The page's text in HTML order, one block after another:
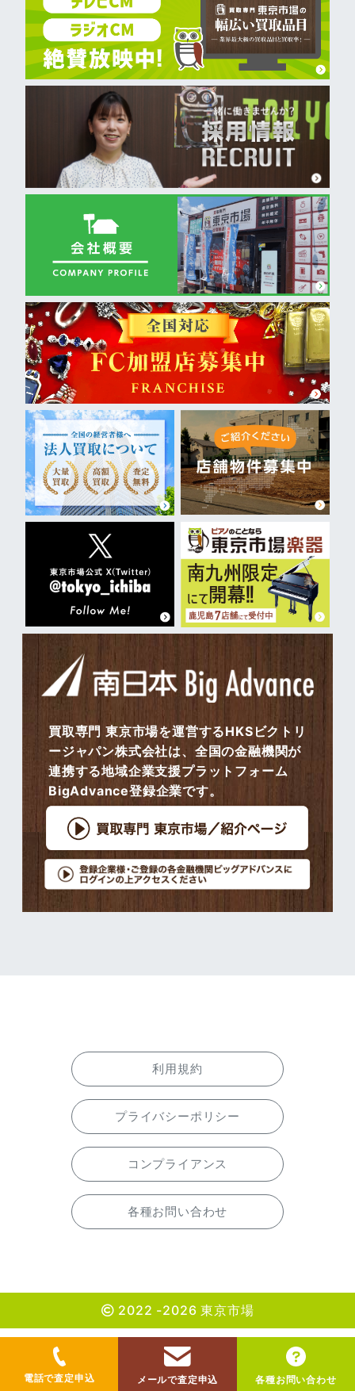
買取専門 東京市場を運営するHKSビクトリ
ージャパン株式会社は、全国の金融機関が
連携する地域企業支援プラットフォーム
BigAdvance登録企業です。
利用規約
プライバシーポリシー
コンプライアンス
各種お問い合わせ
2022 -2026 東京市場
電話で査定申込 メールで査定申込 各種お問い合わせ